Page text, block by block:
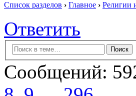
Список разделов › Главное › Религии
Ответить
Сообщений: